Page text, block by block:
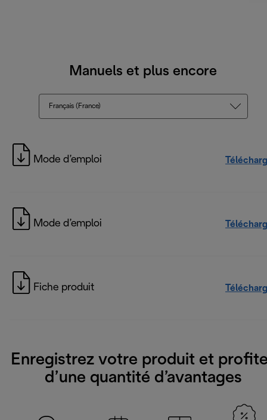
Manuels et plus encore
Français (France)
Mode d’emploi
Mode d’emploi
Fiche produit
Enregistrez votre produit et
d’une quantité d’avantages